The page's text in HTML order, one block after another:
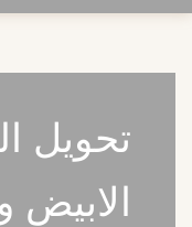
تحويل
الابيض